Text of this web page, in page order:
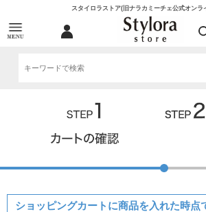
スタイロラストア(旧ナラカミーチェ公式オンラ
ショッピングカートに商品を入れた時点